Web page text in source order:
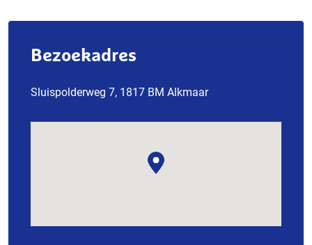
Bezoekadres
Sluispolderweg 7, 1817 BM Alkmaar